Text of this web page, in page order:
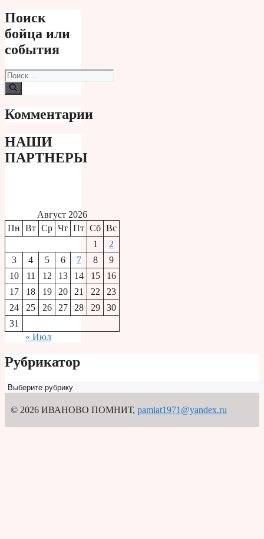
Поиск
бойца или
события
Поиск:
Комментарии
НАШИ
ПАРТНЕРЫ
Август 2026
Пн Вт Ср Чт Пт Сб Вс
1
2
3
4 5 6 7 8
9
10
11 12 13 14 15
16
17
18 19 20 21 22
23
24
25 26 27 28 29
30
31
« Июл
Рубрикатор
Рубрикатор
© 2026 ИВАНОВО ПОМНИТ, pamiat1971@yandex.ru